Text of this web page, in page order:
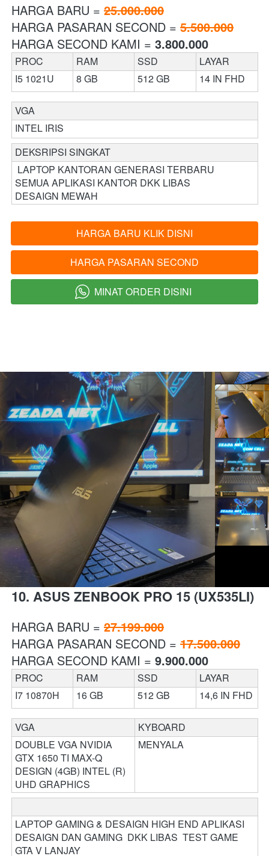
HARGA BARU = 25.000.000
HARGA PASARAN SECOND = 5.500.000
HARGA SECOND KAMI = 3.800.000
PROC RAM SSD
LAYAR
I5 1021U
8 GB 512 GB 14 IN FHD
VGA
INTEL IRIS
DEKSRIPSI SINGKAT
LAPTOP KANTORAN GENERASI TERBARU
SEMUA APLIKASI KANTOR DKK LIBAS
DESAIGN MEWAH
`HARGA BARU KLIK DISNI
`HARGA PASARAN SECOND
` MINAT ORDER DISINI
10. ASUS ZENBOOK PRO 15 (UX535LI)
HARGA BARU = 27.199.000
HARGA PASARAN SECOND = 17.500.000
HARGA SECOND KAMI = 9.900.000
PROC RAM SSD
LAYAR
I7 10870H
16 GB 512 GB 14,6 IN FHD
VGA
KYBOARD
DOUBLE VGA NVIDIA
GTX 1650 TI MAX-Q
DESIGN (4GB) INTEL (R)
UHD GRAPHICS
MENYALA
LAPTOP GAMING & DESAIGN HIGH END APLIKASI
DESAIGN DAN GAMING  DKK LIBAS  TEST GAME
GTA V LANJAY